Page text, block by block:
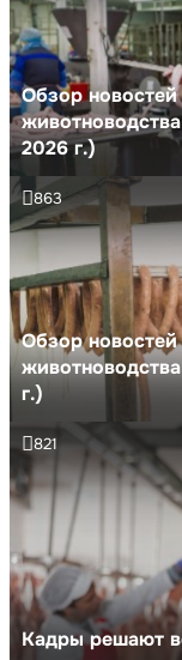
Обзор
2026 г.)
Обзор
г.)
863
Кадры решают
821